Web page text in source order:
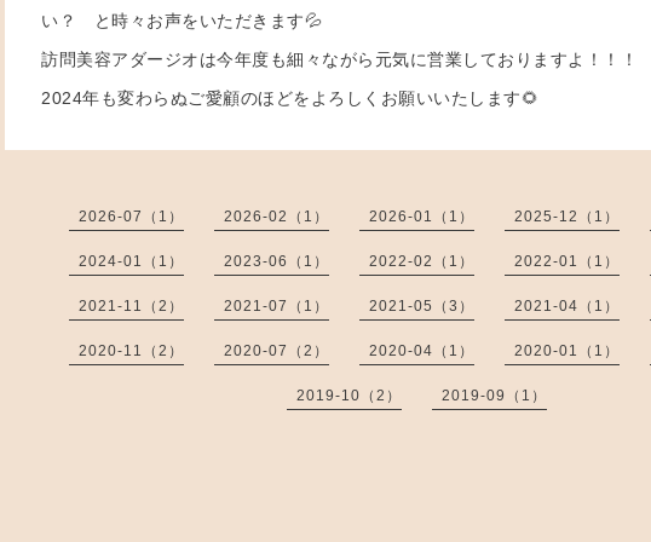
い？ と時々お声をいただきます💦
訪問美容アダージオは今年度も細々ながら元気に営業しておりますよ！！！
2024年も変わらぬご愛顧のほどをよろしくお願いいたします🌻
2026-07（1） 2026-02（1） 2026-01（1） 2025-12（1）
2024-01（1） 2023-06（1） 2022-02（1） 2022-01（1）
2021-11（2） 2021-07（1） 2021-05（3） 2021-04（1）
2020-11（2） 2020-07（2） 2020-04（1） 2020-01（1）
2019-10（2） 2019-09（1）